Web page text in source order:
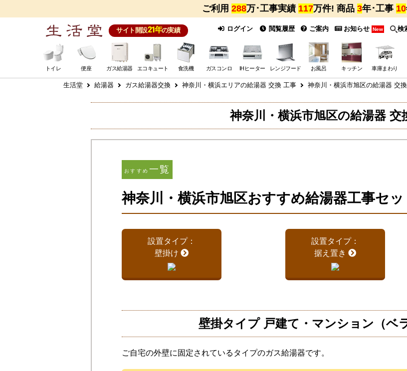
ご利用 288万･工事実績 117万件! 商品 3年･工事 10
サイト開設21年の実績 ログイン 閲覧履歴 ご案内 お知らせ New 検
トイレ 便座 ガス給湯器 エコキュート 食洗機 ガスコンロ IHヒーター レンジフード お風呂 キッチン 車庫まわり
生活堂 給湯器 ガス給湯器交換 神奈川・横浜エリアの給湯器 交換 工事 神奈川・横浜市旭区の給湯器 交
神奈川・横浜市旭区の給湯器 交
おすすめ 一覧
神奈川・横浜市旭区おすすめ給湯器工事セッ
設置タイプ：
壁掛け
設置タイプ：
据え置き
壁掛タイプ 戸建て・マンション（ベ
ご自宅の外壁に固定されているタイプのガス給湯器です。